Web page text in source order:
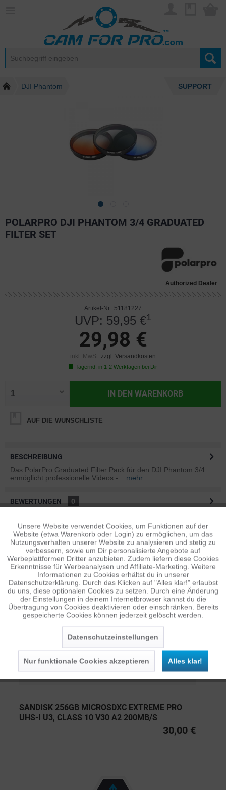
DJI Phantom SUPPORT
POLARPRO DJI PHANTOM 3/4 GRADUATED
FILTER SET
Authorized Dealer
Artikel-Nr.: 51181227
UVP: 59,95 €1
29,98 €
inkl. MwSt. zzgl. Versandkosten
lagernd, in 1-2 Werktagen bei Dir
IN DEN WARENKORB
AUF DIE WUNSCHLISTE
BESCHREIBUNG
Das PolarPro Graduated Filter Pack für den DJI Phantom 3/4
ermöglicht professionelle Videos -...
mehr
BEWERTUNGEN
0
ÄHNLICHE ARTIKEL
Diese Artikel sind dem Produkt ähnlich ...mehr
Persönliche Empfehlungen
SANDISK 256GB MICROSDXC EXTREME PRO
UHS-I U3, CLASS 10 V30 A2 200MB/S
30,00 €
Funktionale Aktiv
Tracking Inaktiv
Personalisierung Inaktiv
Service Inaktiv
Unsere Website verwendet Cookies, um Funktionen auf der
Website (etwa Warenkorb oder Login) zu ermöglichen, um das
Nutzungsverhalten unserer Website zu analysieren und stetig zu
verbessern, sowie um Dir personalisierte Angebote auf
Werbeplattformen Dritter anzubieten. Zudem liefern diese Cookies
Erkenntnisse für Werbeanalysen und Affiliate-Marketing. Weitere
Informationen zu Cookies erhältst du in unserer
Datenschutzerklärung. Durch das Klicken auf "Alles klar!" erlaubst
du uns, diese optionalen Cookies zu setzen. Durch eine Änderung
der Einstellungen in deinem Internetbrowser kannst du die
Übertragung von Cookies deaktivieren oder einschränken. Bereits
gespeicherte Cookies können jederzeit gelöscht werden.
Datenschutzeinstellungen
Nur funktionale Cookies akzeptieren Alles klar!